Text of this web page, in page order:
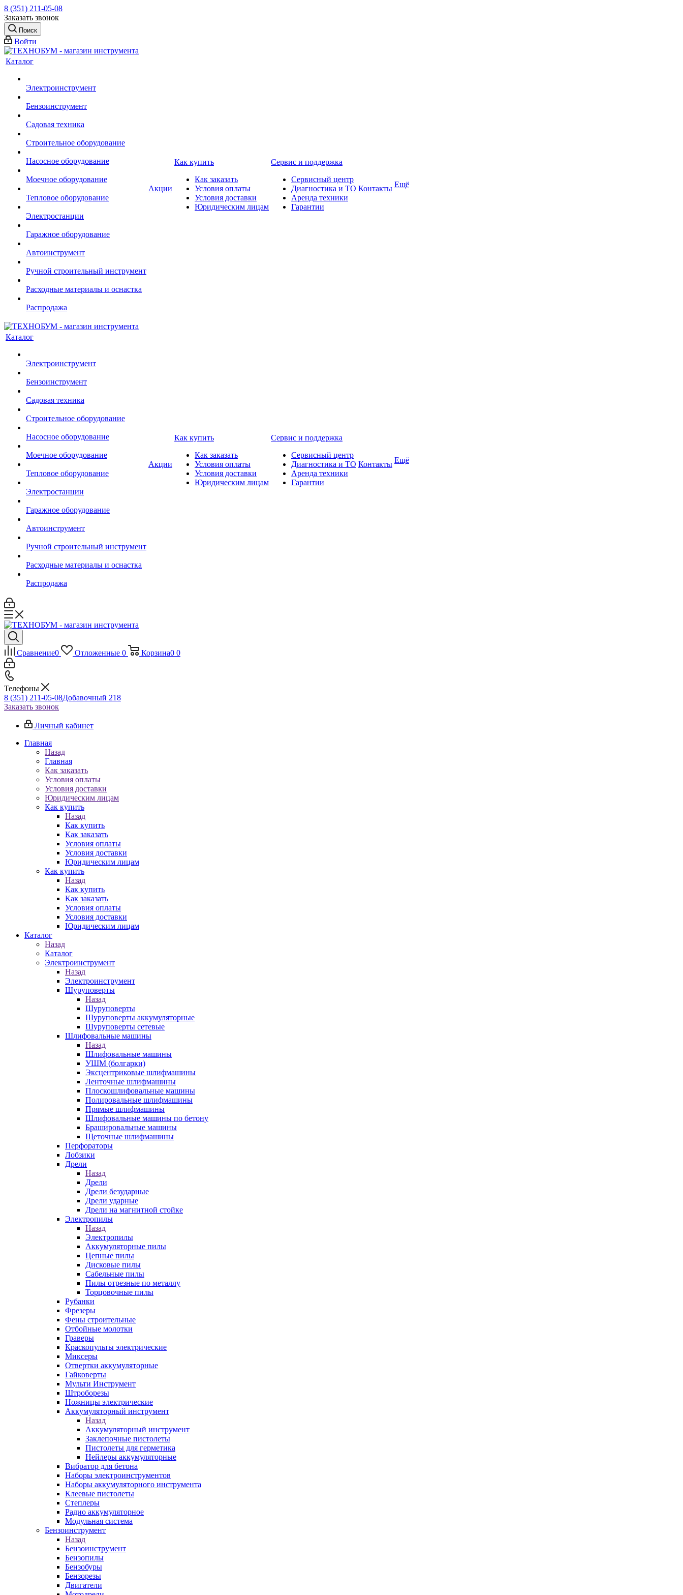
8 (351) 211-05-08
Заказать звонок
Поиск
Войти
Каталог
Электроинструмент
Бензоинструмент
Садовая техника
Строительное оборудование
Насосное оборудование
Моечное оборудование
Тепловое оборудование
Электростанции
Гаражное оборудование
Автоинструмент
Ручной строительный инструмент
Расходные материалы и оснастка
Распродажа
Акции
Как купить
Как заказать
Условия оплаты
Условия доставки
Юридическим лицам
Сервис и поддержка
Сервисный центр
Диагностика и ТО
Аренда техники
Гарантии
Контакты Ещё
Каталог
Электроинструмент
Бензоинструмент
Садовая техника
Строительное оборудование
Насосное оборудование
Моечное оборудование
Тепловое оборудование
Электростанции
Гаражное оборудование
Автоинструмент
Ручной строительный инструмент
Расходные материалы и оснастка
Распродажа
Акции
Как купить
Как заказать
Условия оплаты
Условия доставки
Юридическим лицам
Сервис и поддержка
Сервисный центр
Диагностика и ТО
Аренда техники
Гарантии
Контакты Ещё
Сравнение0 Отложенные 0 Корзина0 0
Телефоны
8 (351) 211-05-08Добавочный 218
Заказать звонок
Личный кабинет
Главная
Назад
Главная
Как заказать
Условия оплаты
Условия доставки
Юридическим лицам
Как купить
Назад
Как купить
Как заказать
Условия оплаты
Условия доставки
Юридическим лицам
Как купить
Назад
Как купить
Как заказать
Условия оплаты
Условия доставки
Юридическим лицам
Каталог
Назад
Каталог
Электроинструмент
Назад
Электроинструмент
Шуруповерты
Назад
Шуруповерты
Шуруповерты аккумуляторные
Шуруповерты сетевые
Шлифовальные машины
Назад
Шлифовальные машины
УШМ (болгарки)
Эксцентриковые шлифмашины
Ленточные шлифмашины
Плоскошлифовальные машины
Полировальные шлифмашины
Прямые шлифмашины
Шлифовальные машины по бетону
Брашировальные машины
Щеточные шлифмашины
Перфораторы
Лобзики
Дрели
Назад
Дрели
Дрели безударные
Дрели ударные
Дрели на магнитной стойке
Электропилы
Назад
Электропилы
Аккумуляторные пилы
Цепные пилы
Дисковые пилы
Сабельные пилы
Пилы отрезные по металлу
Торцовочные пилы
Рубанки
Фрезеры
Фены строительные
Отбойные молотки
Граверы
Краскопульты электрические
Миксеры
Отвертки аккумуляторные
Гайковерты
Мульти Инструмент
Штроборезы
Ножницы электрические
Аккумуляторный инструмент
Назад
Аккумуляторный инструмент
Заклепочные пистолеты
Пистолеты для герметика
Нейлеры аккумуляторные
Вибратор для бетона
Наборы электроинструментов
Наборы аккумуляторного инструмента
Клеевые пистолеты
Степлеры
Радио аккумуляторное
Модульная система
Бензоинструмент
Назад
Бензоинструмент
Бензопилы
Бензобуры
Бензорезы
Двигатели